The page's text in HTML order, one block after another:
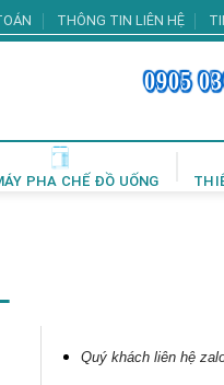
THÔNG TIN LIÊN HỆ
0905
PHA CHẾ ĐỒ UỐNG
Quý khách liên hệ